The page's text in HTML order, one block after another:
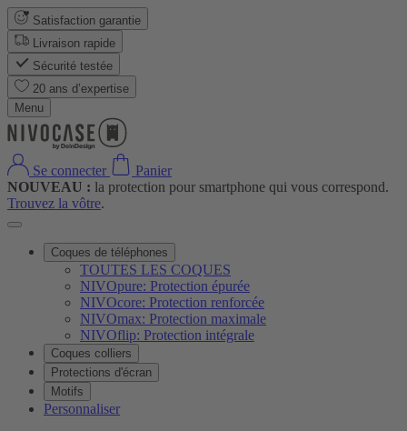
Satisfaction garantie
Livraison rapide
Sécurité testée
20 ans d’expertise
Menu
Se connecter
Panier
NOUVEAU : la protection pour smartphone qui vous correspond.
Trouvez la vôtre.
Coques de téléphones
TOUTES LES COQUES
NIVOpure: Protection épurée
NIVOcore: Protection renforcée
NIVOmax: Protection maximale
NIVOflip: Protection intégrale
Coques colliers
Protections d'écran
Motifs
Personnaliser